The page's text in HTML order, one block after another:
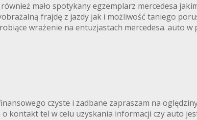
mało spotykany egzemplarz mercedesa
frajdę z jazdy jak i możliwość taniego
wrażenie na entuzjastach mercedesa. auto w
czyste i zadbane zapraszam na
kontakt tel w celu uzyskania informacji czy auto